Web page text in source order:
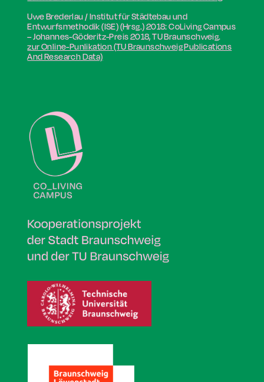
Uwe Brederlau / Institut für Städtebau und
Entwurfsmethodik (ISE) (Hrsg.) 2018: CoLiving Campus
– Johannes-Göderitz-Preis 2018,TU Braunschweig.
zur Online-Punlikation (TU Braunschweig Publications
And Research Data)